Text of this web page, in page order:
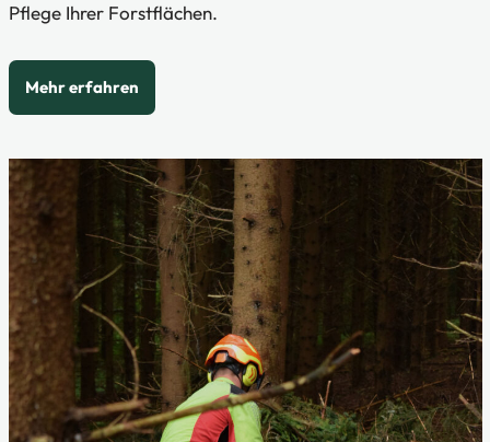
Pflege Ihrer Forstflächen.
Mehr erfahren